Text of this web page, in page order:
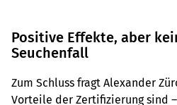
Positive Effekte, aber
Seuchenfall
Zum Schluss fragt Alexander
Vorteile der Zertifizierung sind